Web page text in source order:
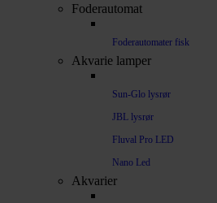
Foderautomat
Foderautomater fisk
Akvarie lamper
Sun-Glo lysrør
JBL lysrør
Fluval Pro LED
Nano Led
Akvarier